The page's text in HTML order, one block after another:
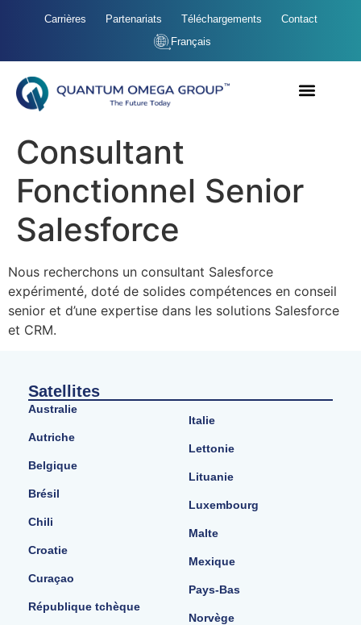
Carrières Partenariats Téléchargements
Contact
Français
Consultant
Fonctionnel Senior
Salesforce
Nous recherchons un consultant Salesforce
expérimenté, doté de solides compétences en conseil
senior et d’une expertise dans les solutions Salesforce
et CRM.
Satellites
Australie
Autriche
Belgique
Brésil
Chili
Croatie
Curaçao
République tchèque
Italie
Lettonie
Lituanie
Luxembourg
Malte
Mexique
Pays-Bas
Norvège